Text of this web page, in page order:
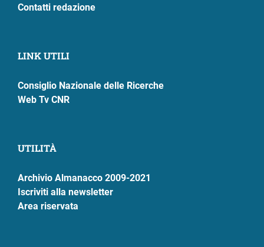
Contatti redazione
LINK UTILI
Consiglio Nazionale delle Ricerche
Web Tv CNR
UTILITÀ
Archivio Almanacco 2009-2021
Iscriviti alla newsletter
Area riservata